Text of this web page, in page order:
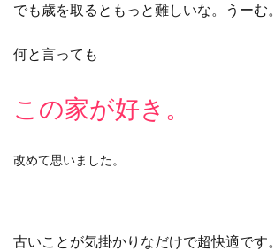
でも歳を取るともっと難しいな。うーむ。
何と言っても
この家が好き。
改めて思いました。
古いことが気掛かりなだけで超快適です。